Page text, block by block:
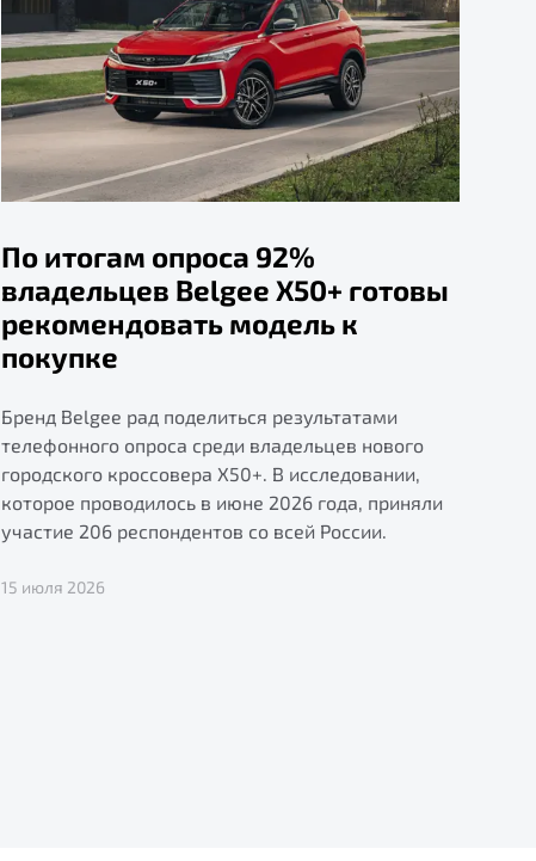
По итогам опроса 92%
владельцев Belgee X50+ готовы
рекомендовать модель к
покупке
Бренд Belgee рад поделиться результатами
телефонного опроса среди владельцев нового
городского кроссовера X50+. В исследовании,
которое проводилось в июне 2026 года, приняли
участие 206 респондентов со всей России.
15 июля 2026